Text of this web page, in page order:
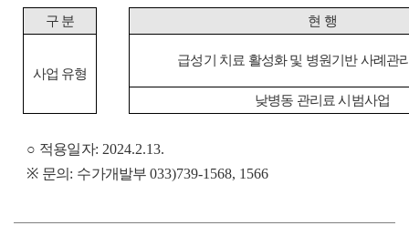
구 분 현 행
사업 유형
급성기 치료 활성화 및 병원기반 사례관
낮병동 관리료 시범사업
○ 적용일자: 2024.2.13.
※ 문의 : 수가개발부 033)739-1568, 1566